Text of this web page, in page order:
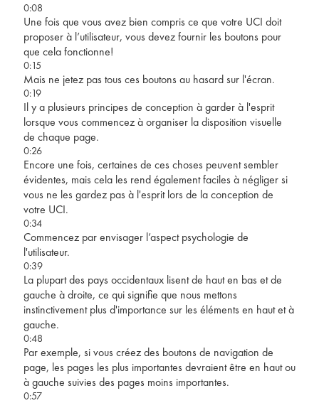
0:08
Une fois que vous avez bien compris ce que votre UCI doit
proposer à l’utilisateur, vous devez fournir les boutons pour
que cela fonctionne!
0:15
Mais ne jetez pas tous ces boutons au hasard sur l'écran.
0:19
Il y a plusieurs principes de conception à garder à l'esprit
lorsque vous commencez à organiser la disposition visuelle
de chaque page.
0:26
Encore une fois, certaines de ces choses peuvent sembler
évidentes, mais cela les rend également faciles à négliger si
vous ne les gardez pas à l'esprit lors de la conception de
votre UCI.
0:34
Commencez par envisager l’aspect psychologie de
l'utilisateur.
0:39
La plupart des pays occidentaux lisent de haut en bas et de
gauche à droite, ce qui signifie que nous mettons
instinctivement plus d'importance sur les éléments en haut et à
gauche.
0:48
Par exemple, si vous créez des boutons de navigation de
page, les pages les plus importantes devraient être en haut ou
à gauche suivies des pages moins importantes.
0:57